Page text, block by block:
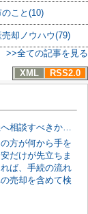
のこと(10)
却ノウハウ(79)
>>全ての記事を見る
XML
RSS2.0
競売の期間入札前に不動産会社へ相談すべきか？売却が可能か判断する重要ポイントを解説
方が何から手を
だけが先立ちま
ば、手続の流れ
売却を含めて検